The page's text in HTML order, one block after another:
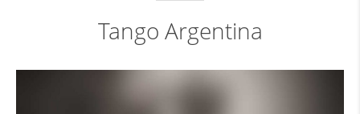
Tango Argentina